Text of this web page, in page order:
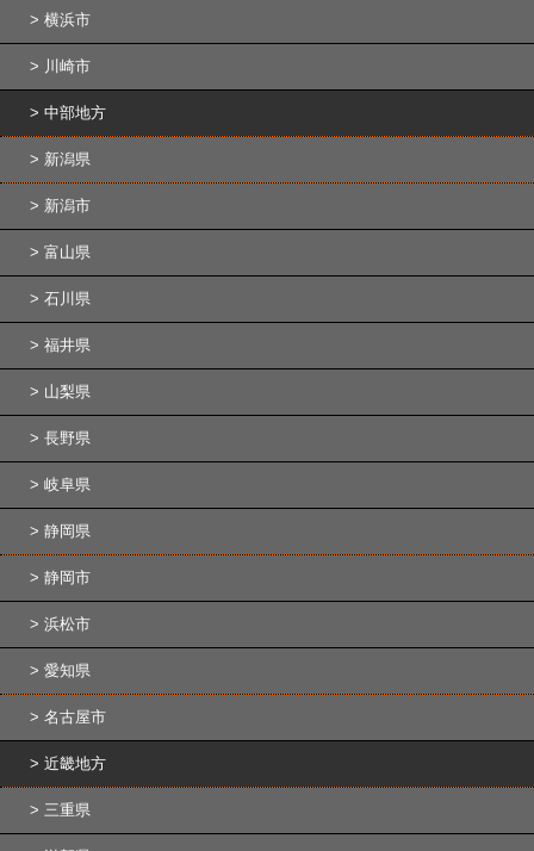
横浜市
川崎市
中部地方
新潟県
新潟市
富山県
石川県
福井県
山梨県
長野県
岐阜県
静岡県
静岡市
浜松市
愛知県
名古屋市
近畿地方
三重県